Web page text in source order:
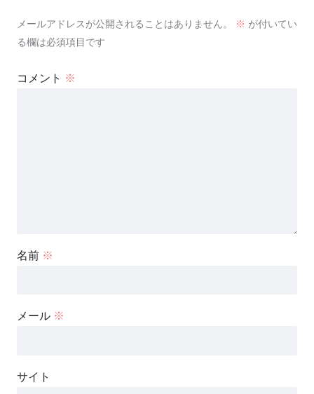
メールアドレスが公開されることはありません。 ※ が付いてい
る欄は必須項目です
コメント ※
名前 ※
メール ※
サイト